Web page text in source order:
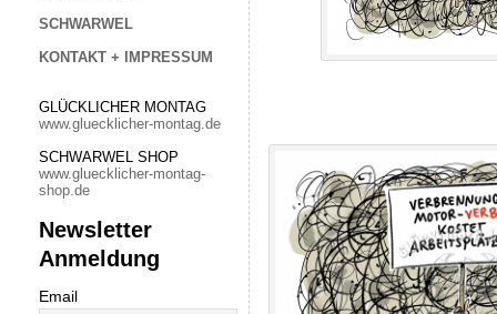
SCHWARWEL
KONTAKT + IMPRESSUM
GLÜCKLICHER MONTAG
www.gluecklicher-montag.de
SCHWARWEL SHOP
www.gluecklicher-montag-
shop.de
Newsletter
Anmeldung
Email